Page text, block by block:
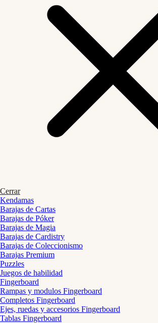
Cerrar
Kendamas
Barajas de Cartas
Barajas de Póker
Barajas de Magia
Barajas de Cardistry
Barajas de Coleccionismo
Barajas Premium
Puzzles
Juegos de habilidad
Fingerboard
Rampas y modulos Fingerboard
Completos Fingerboard
Ejes, ruedas y accesorios Fingerboard
Tablas Fingerboard